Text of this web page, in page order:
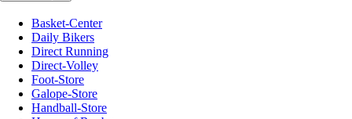
Basket-Center
Daily Bikers
Direct Running
Direct-Volley
Foot-Store
Galope-Store
Handball-Store